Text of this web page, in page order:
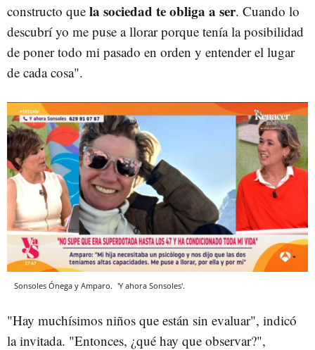
constructo que la sociedad te obliga a ser. Cuando lo
descubrí yo me puse a llorar porque tenía la posibilidad
de poner todo mi pasado en orden y entender el lugar
de cada cosa".
Sonsoles Ónega y Amparo. 'Y ahora Sonsoles'.
"Hay muchísimos niños que están sin evaluar", indicó
la invitada. "Entonces, ¿qué hay que observar?",